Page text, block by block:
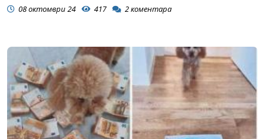
08 октомври 24 417 2коментара